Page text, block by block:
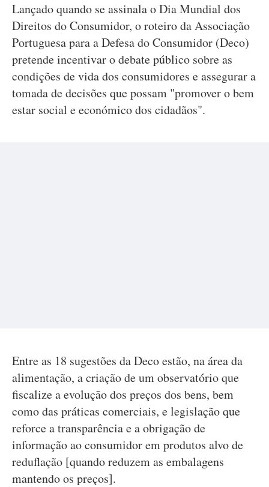
Lançado quando se assinala o Dia Mundial dos
Direitos do Consumidor, o roteiro da Associação
Portuguesa para a Defesa do Consumidor (Deco)
pretende incentivar o debate público sobre as
condições de vida dos consumidores e assegurar a
tomada de decisões que possam "promover o bem
estar social e económico dos cidadãos".
Entre as 18 sugestões da Deco estão, na área da
alimentação, a criação de um observatório que
fiscalize a evolução dos preços dos bens, bem
como das práticas comerciais, e legislação que
reforce a transparência e a obrigação de
informação ao consumidor em produtos alvo de
reduflação [quando reduzem as embalagens
mantendo os preços].